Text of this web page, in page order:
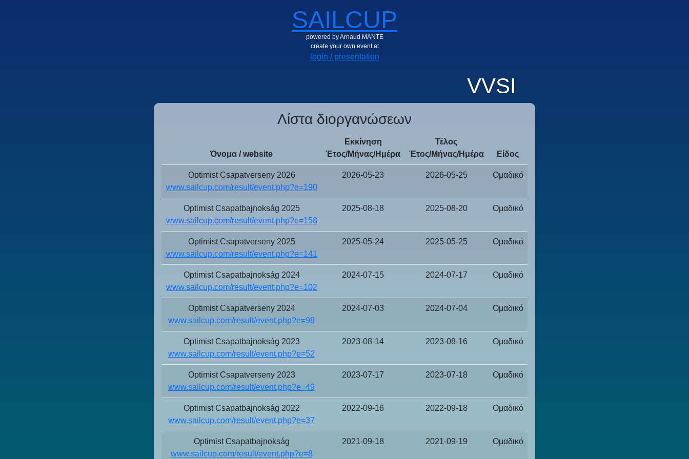
SAILCUP
powered by Arnaud MANTE
create your own event at
login / presentation
VVSI
Λίστα διοργανώσεων
Όνομα / website
Εκκίνηση
Έτος/Μήνας/Ημέρα
Τέλος
Έτος/Μήνας/Ημέρα
Είδος
Optimist Csapatverseny 2026
www.sailcup.com/result/event.php?e=190
2026-05-23 2026-05-25 Ομαδικό
Optimist Csapatbajnokság 2025
www.sailcup.com/result/event.php?e=158
2025-08-18 2025-08-20 Ομαδικό
Optimist Csapatverseny 2025
www.sailcup.com/result/event.php?e=141
2025-05-24 2025-05-25 Ομαδικό
Optimist Csapatbajnokság 2024
www.sailcup.com/result/event.php?e=102
2024-07-15 2024-07-17 Ομαδικό
Optimist Csapatverseny 2024
www.sailcup.com/result/event.php?e=98
2024-07-03 2024-07-04 Ομαδικό
Optimist Csapatbajnokság 2023
www.sailcup.com/result/event.php?e=52
2023-08-14 2023-08-16 Ομαδικό
Optimist Csapatverseny 2023
www.sailcup.com/result/event.php?e=49
2023-07-17 2023-07-18 Ομαδικό
Optimist Csapatbajnokság 2022
www.sailcup.com/result/event.php?e=37
2022-09-16 2022-09-18 Ομαδικό
Optimist Csapatbajnokság
www.sailcup.com/result/event.php?e=8
2021-09-18 2021-09-19 Ομαδικό